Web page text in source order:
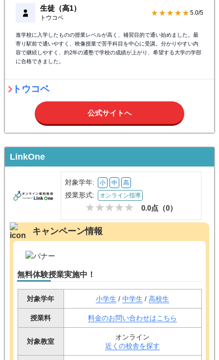
生徒（高1）
トウコベ
★★★★★ 5.0/5
進学校に入学したものの授業レベルが高く、補習目的で通い始めました。最
寄り駅前で通いやすく、映像授業で苦手科目を中心に受講。分かりやすい内
容で継続しやすく、約2年の通塾で学校の成績が上がり、希望する大学の学部
に合格できました。
トウコベ
公式サイトへ
LinkOne
対象学年: 小 中 高
授業形式: オンライン指導
0.0点（0）
キャンペーン情報
無料体験授業実施中！
対象学年 小学生 / 中学生 / 高校生
授業料 料金のお問い合わせはこちら
対象教室
オンライン
近くの校舎を探す